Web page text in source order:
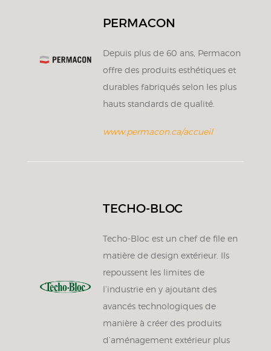
PERMACON
Depuis plus de 60 ans, Permacon
offre des produits esthétiques et
durables fabriqués selon les plus
hauts standards de qualité.
www.permacon.ca/accueil
TECHO-BLOC
Techo-Bloc est un chef de file en
matière de design extérieur. Ils
repoussent les limites de
l’industrie en y ajoutant des
avancés technologiques de
manière à créer des produits
d’aménagement extérieur plus